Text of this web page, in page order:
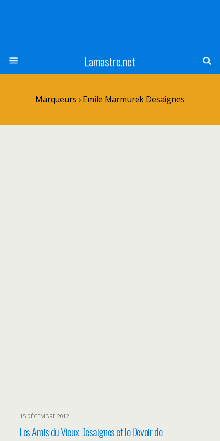
Lamastre.net
Marqueurs › Emile Marmurek Desaignes
15 DÉCEMBRE 2012
Les Amis du Vieux Desaignes et le Devoir de